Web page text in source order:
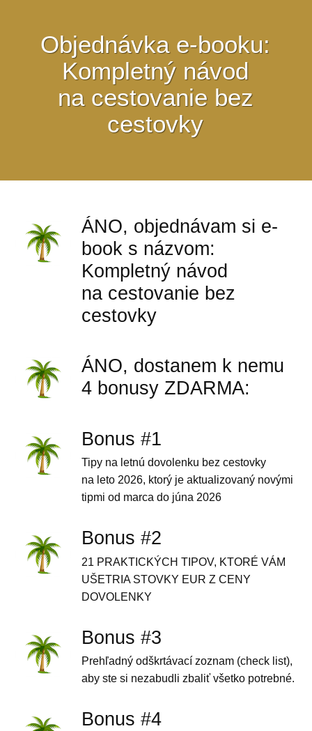
Objednávka e-booku:
Kompletný návod
na cestovanie bez
cestovky
ÁNO, objednávam si e-
book s názvom:
Kompletný návod
na cestovanie bez
cestovky
ÁNO, dostanem k nemu
4 bonusy ZDARMA:
Bonus #1
Tipy na letnú dovolenku bez cestovky
na leto 2026, ktorý je aktualizovaný novými
tipmi od marca do júna 2026
Bonus #2
21 PRAKTICKÝCH TIPOV, KTORÉ VÁM
UŠETRIA STOVKY EUR Z CENY
DOVOLENKY
Bonus #3
Prehľadný odškrtávací zoznam (check list),
aby ste si nezabudli zbaliť všetko potrebné.
Bonus #4